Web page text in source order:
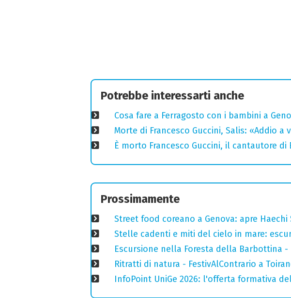
Potrebbe interessarti anche
Cosa fare a Ferragosto con i bambini a
Morte di Francesco Guccini, Salis: «Addio
È morto Francesco Guccini, il cantautore
Prossimamente
Street food coreano a Genova: apre Haechi
Stelle cadenti e miti del cielo in mare:
Escursione nella Foresta della Barbottina -
Ritratti di natura - FestivAlContrario a
InfoPoint UniGe 2026: l'offerta formativa